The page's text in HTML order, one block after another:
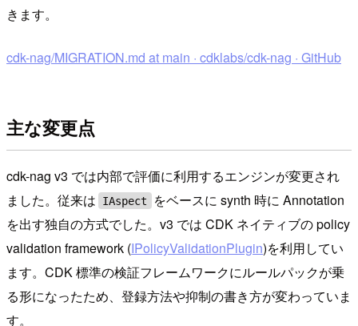
きます。
cdk-nag/MIGRATION.md at main · cdklabs/cdk-nag · GitHub
主な変更点
cdk-nag v3 では内部で評価に利用するエンジンが変更され
ました。従来は
IAspect
をベースに synth 時に Annotation
を出す独自の方式でした。v3 では CDK ネイティブの policy
validation framework (IPolicyValidationPlugin)を利用してい
ます。CDK 標準の検証フレームワークにルールパックが乗
る形になったため、登録方法や抑制の書き方が変わっていま
す。